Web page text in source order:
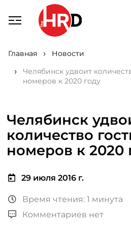
Главная
Новости
Челябинск удвоит
номеров к 2020 году
Челябинск
количество
номеров к 2020
29 июля 2016 г.
Время чтения: 1 минута
Комментариев нет